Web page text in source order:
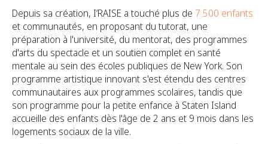
Depuis sa création, I’RAISE a touché plus de 7 500 enfants
et communautés, en proposant du tutorat, une
préparation à l'université, du mentorat, des programmes
d'arts du spectacle et un soutien complet en santé
mentale au sein des écoles publiques de New York. Son
programme artistique innovant s'est étendu des centres
communautaires aux programmes scolaires, tandis que
son programme pour la petite enfance à Staten Island
accueille des enfants dès l'âge de 2 ans et 9 mois dans les
logements sociaux de la ville.